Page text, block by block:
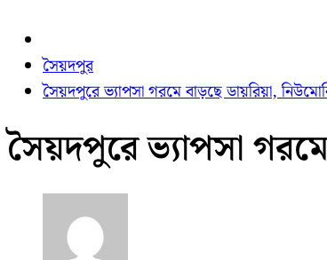
সৈয়দপুর
সৈয়দপুরে ভ্যাপসা গরমে বাড়ছে ডায়রিয়া,
সৈয়দপুরে ভ্যাপসা গরমে